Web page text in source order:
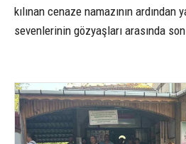
kılınan cenaze namazının ardından
sevenlerinin gözyaşları arasında